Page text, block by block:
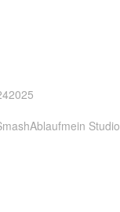
2025
Ablaufmein Studio